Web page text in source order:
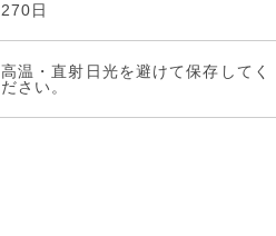
270日
高温・直射日光を避けて保存してく
ださい。